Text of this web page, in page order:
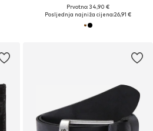
Prvotno: 34,90 €
Posljednja najniža cijena:26,91 €